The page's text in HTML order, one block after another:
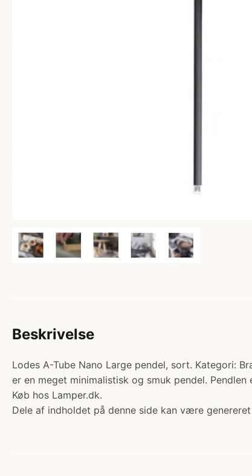
Beskrivelse
Lodes A-Tube Nano Large pendel, sort. Kategori:
er en meget minimalistisk og smuk pendel.
Køb hos Lamper.dk.
Dele af indholdet på denne side kan være